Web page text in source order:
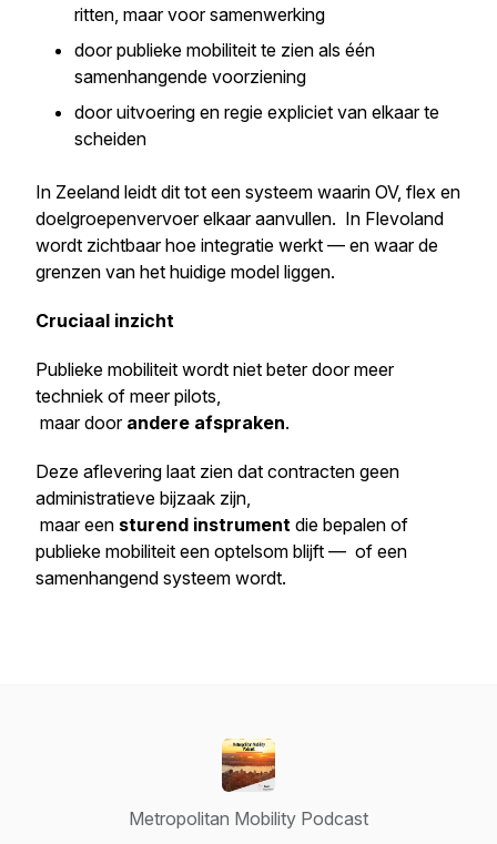
ritten, maar voor samenwerking
door publieke mobiliteit te zien als één
samenhangende voorziening
door uitvoering en regie expliciet van elkaar te
scheiden
In Zeeland leidt dit tot een systeem waarin OV, flex en
doelgroepenvervoer elkaar aanvullen. In Flevoland
wordt zichtbaar hoe integratie werkt — en waar de
grenzen van het huidige model liggen.
Cruciaal inzicht
Publieke mobiliteit wordt niet beter door meer
techniek of meer pilots,
maar door andere afspraken.
Deze aflevering laat zien dat contracten geen
administratieve bijzaak zijn,
maar een sturend instrument die bepalen of
publieke mobiliteit een optelsom blijft — of een
samenhangend systeem wordt.
Metropolitan Mobility Podcast